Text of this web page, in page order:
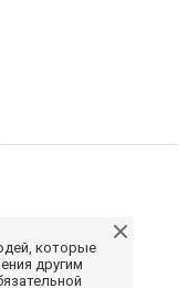
которые
другим